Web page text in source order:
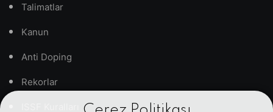
Talimatlar
Kanun
Anti Doping
Rekorlar